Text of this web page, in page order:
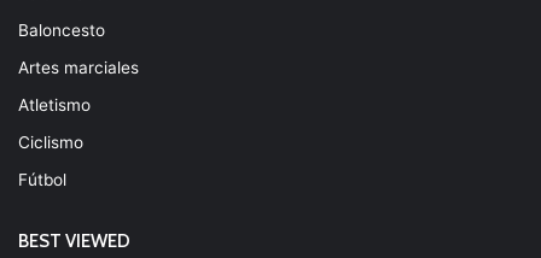
Baloncesto
Artes marciales
Atletismo
Ciclismo
Fútbol
BEST VIEWED